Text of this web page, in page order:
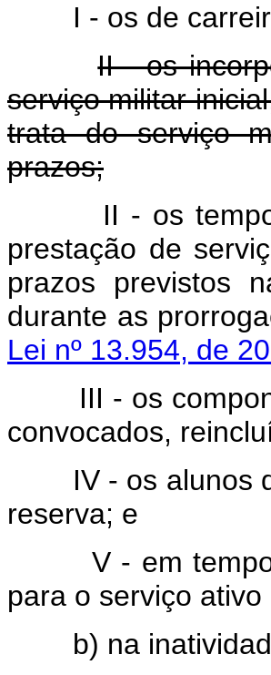
I - os de
II - os
serviço militar
trata do serviço
prazos;
II - os
prestação de
prazos previstos
durante as
Lei nº 13.954, de
III - os
convocados,
IV - os alunos
reserva; e
V - em
para o serviço
b) na